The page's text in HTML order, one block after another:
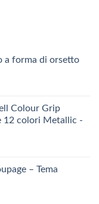
a forma di orsetto
Colour Grip
12 colori Metallic -
– Tema